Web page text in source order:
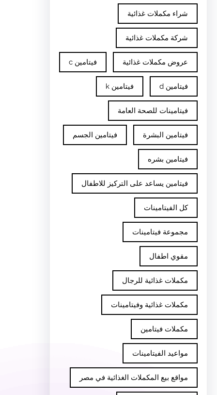
شراء مكملات غذائية
شركة مكملات غذائية
عروض مكملات غذائية فيتامين c
فيتامين d فيتامين k
فيتامينات للصحة العامة
فيتامين البشرة فيتامين الجسم
فيتامين بشره
فيتامين يساعد على التركيز للاطفال
كل الفيتامينات
مجموعة فيتامينات
مقوي اطفال
مكملات غذائية للرجال
مكملات غذائية وفيتامينات
مكملات فيتامين
مواعيد الفيتامينات
مواقع بيع المكملات الغذائية في مصر